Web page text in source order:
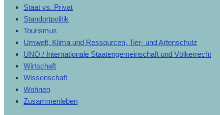
Staat vs. Privat
Standortpolitik
Tourismus
Umwelt, Klima und Ressourcen, Tier- und Artenschutz
UNO / Internationale Staatengemeinschaft und Völkerrecht
Wirtschaft
Wissenschaft
Wohnen
Zusammenleben